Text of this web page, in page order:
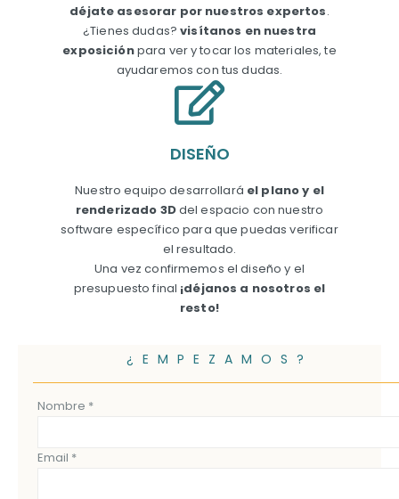
déjate asesorar por nuestros expertos.
¿Tienes dudas?visítanos en nuestra
exposiciónpara ver y tocar los materiales, te
ayudaremos con tus dudas.
DISEÑO
Nuestro equipo desarrollará el plano y el
renderizado 3Ddel espacio con nuestro
software específico para que puedas verificar
el resultado.
Una vez confirmemos el diseño y el
presupuesto final ¡déjanos a nosotros el
resto!
¿EMPEZAMOS?
Nombre *
Email *